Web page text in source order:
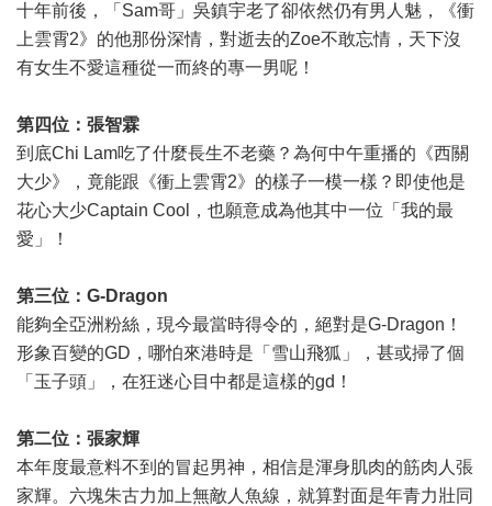
十年前後，「Sam哥」吳鎮宇老了卻依然仍有男人魅，《衝
上雲霄2》的他那份深情，對逝去的Zoe不敢忘情，天下沒
有女生不愛這種從一而終的專一男呢！
第四位：張智霖
到底Chi Lam吃了什麼長生不老藥？為何中午重播的《西關
大少》，竟能跟《衝上雲霄2》的樣子一模一樣？即使他是
花心大少Captain Cool，也願意成為他其中一位「我的最
愛」！
第三位：G-Dragon
能夠全亞洲粉絲，現今最當時得令的，絕對是G-Dragon！
形象百變的GD，哪怕來港時是「雪山飛狐」，甚或掃了個
「玉子頭」，在狂迷心目中都是這樣的gd！
第二位：張家輝
本年度最意料不到的冒起男神，相信是渾身肌肉的筋肉人張
家輝。六塊朱古力加上無敵人魚線，就算對面是年青力壯同